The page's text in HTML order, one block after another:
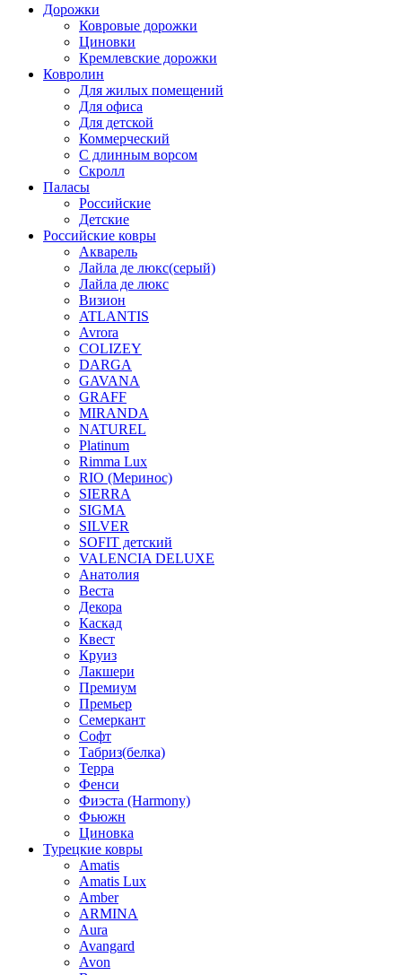
Дорожки
Ковровые дорожки
Циновки
Кремлевские дорожки
Ковролин
Для жилых помещений
Для офиса
Для детской
Коммерческий
С длинным ворсом
Скролл
Паласы
Российские
Детские
Российские ковры
Акварель
Лайла де люкс(серый)
Лайла де люкс
Визион
ATLANTIS
Avrora
COLIZEY
DARGA
GAVANA
GRAFF
MIRANDA
NATUREL
Platinum
Rimma Lux
RIO (Меринос)
SIERRA
SIGMA
SILVER
SOFIT детский
VALENCIA DELUXE
Анатолия
Веста
Декора
Каскад
Квест
Круиз
Лакшери
Премиум
Премьер
Семеркант
Софт
Табриз(белка)
Терра
Фенси
Фиэста (Harmony)
Фьюжн
Циновка
Турецкие ковры
Amatis
Amatis Lux
Amber
ARMINA
Aura
Avangard
Avon